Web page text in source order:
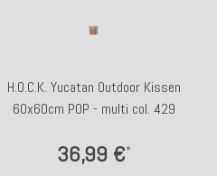
H.O.C.K. Yucatan Outdoor Kissen
60x60cm POP - multi col. 429
36,99 €*